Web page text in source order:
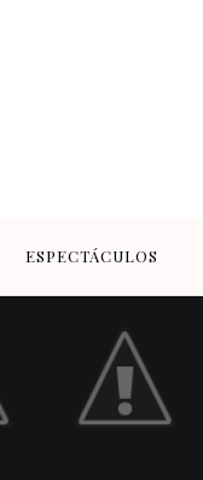
ESPECTÁCULOS